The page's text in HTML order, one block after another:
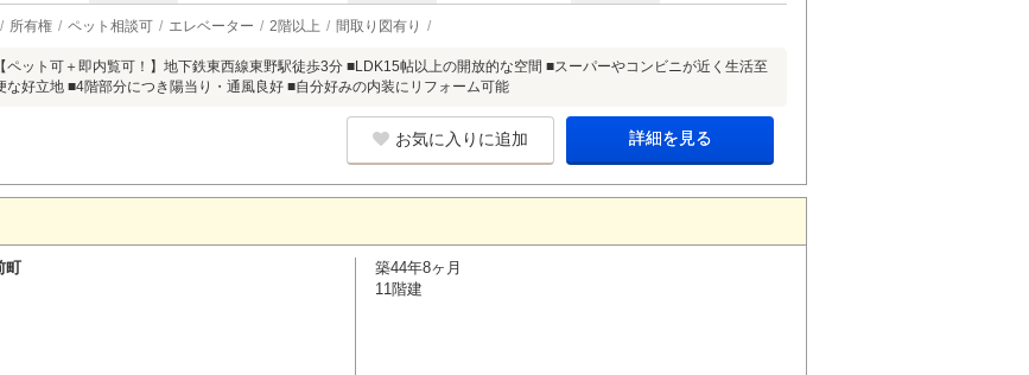
所有権 ペット相談可 エレベーター 2階以上 間取り図有り
【ペット可＋即内覧可！】地下鉄東西線東野駅徒歩3分 ■LDK15帖以上の開放的な空間 ■スーパーやコンビニが近く生活至
な好立地 ■4階部分につき陽当り・通風良好 ■自分好みの内装にリフォーム可能
お気に入りに追加 詳細を見る
町
築44年8ヶ月
11階建